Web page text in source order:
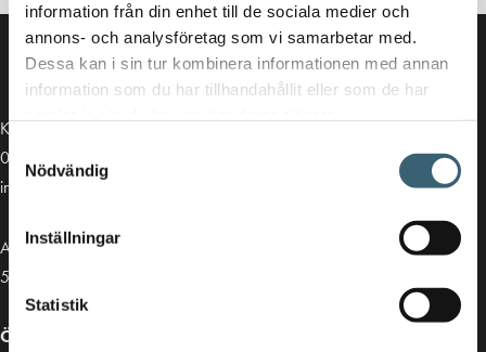
information från din enhet till de sociala medier och
annons- och analysföretag som vi samarbetar med.
Dessa kan i sin tur kombinera informationen med annan
information som du har tillhandahållit eller som de har
Nödvändig
Inställningar
Statistik
Kontakt
013-39 30 90
info@alvestadtanken.se
Algolgatan 7
583 30 Linköping
Öppettider butik: